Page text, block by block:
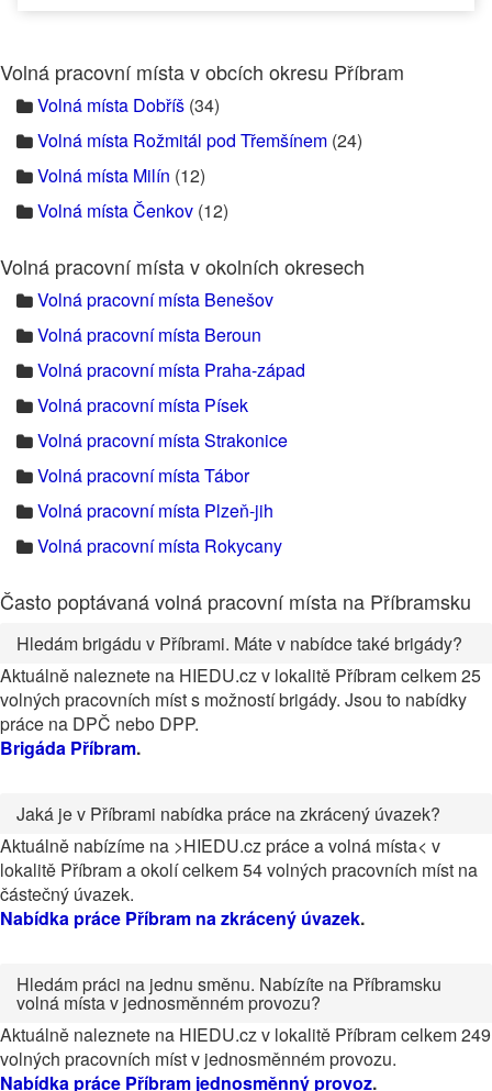
Volná pracovní místa v obcích okresu Příbram
Volná místa Dobříš (34)
Volná místa Rožmitál pod Třemšínem (24)
Volná místa Milín (12)
Volná místa Čenkov (12)
Volná pracovní místa v okolních okresech
Volná pracovní místa Benešov
Volná pracovní místa Beroun
Volná pracovní místa Praha-západ
Volná pracovní místa Písek
Volná pracovní místa Strakonice
Volná pracovní místa Tábor
Volná pracovní místa Plzeň-jih
Volná pracovní místa Rokycany
Často poptávaná volná pracovní místa na Příbramsku
Hledám brigádu v Příbrami. Máte v nabídce také brigády?
Aktuálně naleznete na HIEDU.cz v lokalitě Příbram celkem 25
volných pracovních míst s možností brigády. Jsou to nabídky
práce na DPČ nebo DPP.
Brigáda Příbram.
Jaká je v Příbrami nabídka práce na zkrácený úvazek?
Aktuálně nabízíme na >HIEDU.cz práce a volná místa< v
lokalitě Příbram a okolí celkem 54 volných pracovních míst na
částečný úvazek.
Nabídka práce Příbram na zkrácený úvazek.
Hledám práci na jednu směnu. Nabízíte na Příbramsku
volná místa v jednosměnném provozu?
Aktuálně naleznete na HIEDU.cz v lokalitě Příbram celkem 249
volných pracovních míst v jednosměnném provozu.
Nabídka práce Příbram jednosměnný provoz.